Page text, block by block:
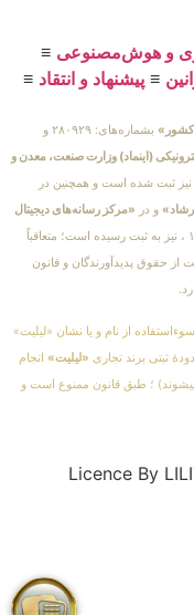
و هوش‌مصنوعی ≡
≡ پیشنهاد و انتقاد ≡
کشور»
بشماره‌های: ۲۸۰۹۲۹ و
(اینماد) وزارت صنعت، معدن و
نیز ثبت شده است و همچنین در
و در «مرکز رسانه‌های دیجیتال
بشماره شامَد: ۱-۳-۶۵-۷۱۲۳۹۹-۱-۱ ، نیز به ثبت رسیده است؛ متعاقباً
حقوق پدیدآورندگان و قانون
از نام و یا نشان «لیلیت»
ثبتی برند تجاری «لیلیت» انجام
؛ طبق قانون ممنوع است و
Licence By